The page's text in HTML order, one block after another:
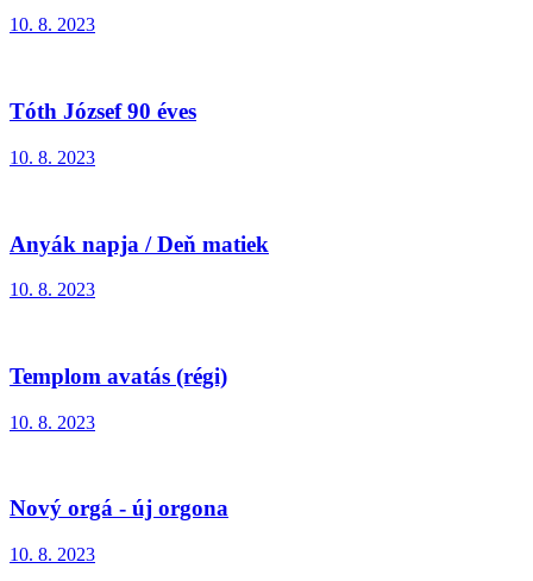
10. 8. 2023
Tóth József 90 éves
10. 8. 2023
Anyák napja / Deň matiek
10. 8. 2023
Templom avatás (régi)
10. 8. 2023
Nový orgá - új orgona
10. 8. 2023